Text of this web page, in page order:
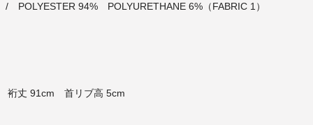
94% POLYURETHANE 6%（FABRIC 1）
丈 91cm 首リブ高 5cm